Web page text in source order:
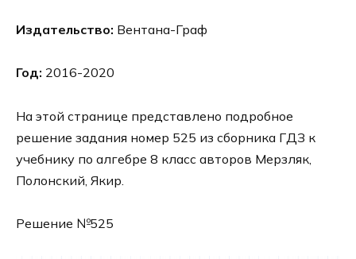
Издательство: Вентана-Граф
Год: 2016-2020
На этой странице представлено подробное
решение задания номер 525 из сборника ГДЗ к
учебнику по алгебре 8 класс авторов Мерзляк,
Полонский, Якир.
Решение №525